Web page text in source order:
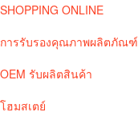
SHOPPING ONLINE
การรับรองคุณภาพผลิตภัณฑ์
OEM รับผลิตสินค้า
โฮมสเตย์